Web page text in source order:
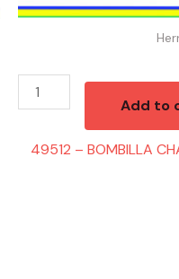
Add to
49512 – BOMBILLA